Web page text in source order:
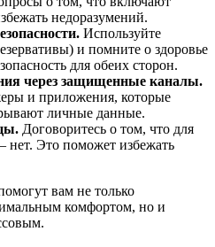
недоразумений.
Используйте
и помните о здоровье
для обеих сторон.
через защищенные каналы.
и приложения, которые
личные данные.
Договоритесь о том, что для
нет. Это поможет избежать
вам не только
комфортом, но и